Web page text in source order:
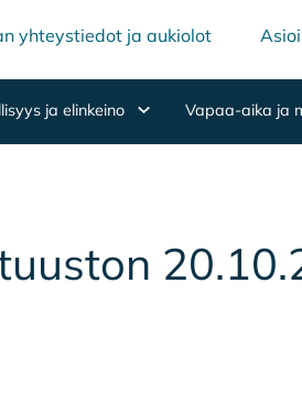
yhteystiedot ja aukiolot
ja elinkeino Vapaa-aika ja